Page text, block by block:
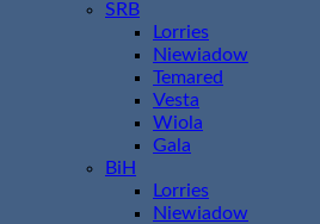
SRB
Lorries
Niewiadow
Temared
Vesta
Wiola
Gala
BiH
Lorries
Niewiadow